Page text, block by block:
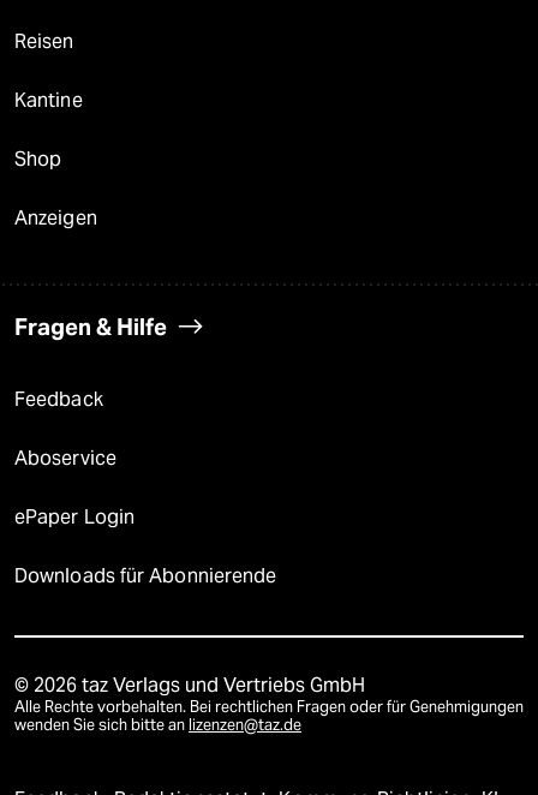
Reisen
Kantine
Shop
Anzeigen
Fragen & Hilfe
Feedback
Aboservice
ePaper Login
Downloads für Abonnierende
© 2026 taz Verlags und Vertriebs GmbH
Alle Rechte vorbehalten. Bei rechtlichen Fragen oder für Genehmigungen
wenden Sie sich bitte an lizenzen@taz.de